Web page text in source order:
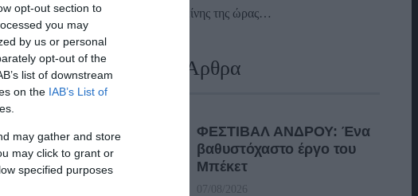
opt-out section to
you may
by us or personal
opt-out of the
list of downstream
on the IAB’s List of
may gather and store
may click to grant or
specified purposes
την αναχώρηση εκείνης της ώρας…
Πρόσφατα Άρθρα
ΦΕΣΤΙΒΑΛ ΑΝΔΡΟΥ: Ένα
βαθυστόχαστο έργο του
Μπέκετ
07/08/2026